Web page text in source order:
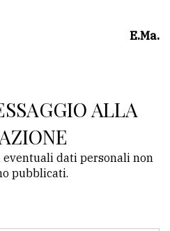
E.Ma.
ALLA
dati personali non
pubblicati.